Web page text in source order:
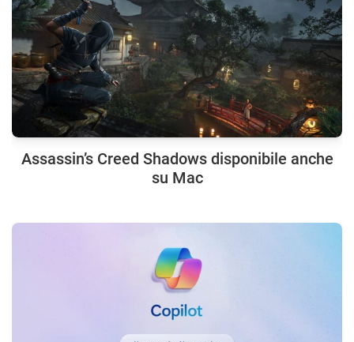
Assassin’s Creed Shadows disponibile anche
su Mac